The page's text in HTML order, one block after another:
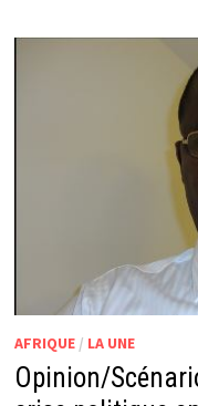
AFRIQUE/ LA UNE
Opinion/